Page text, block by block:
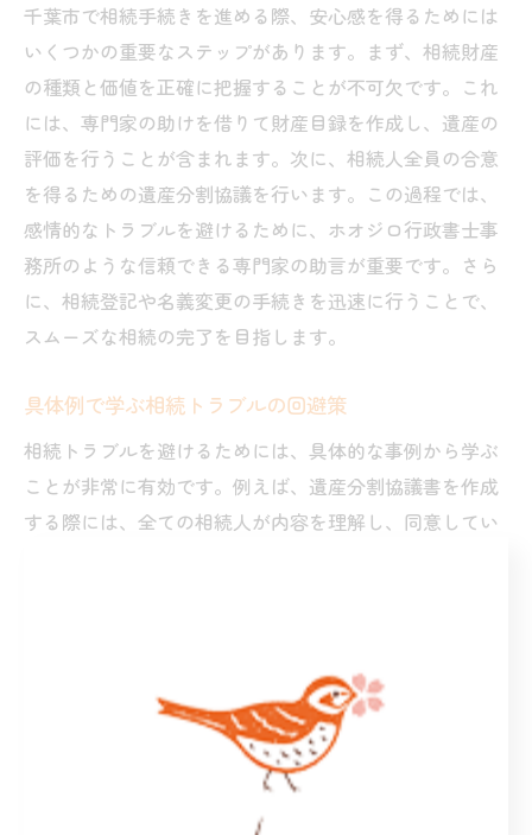
千葉市で相続手続きを進める際、安心感を得るためには
いくつかの重要なステップがあります。まず、相続財産
の種類と価値を正確に把握することが不可欠です。これ
には、専門家の助けを借りて財産目録を作成し、遺産の
評価を行うことが含まれます。次に、相続人全員の合意
を得るための遺産分割協議を行います。この過程では、
感情的なトラブルを避けるために、ホオジロ行政書士事
務所のような信頼できる専門家の助言が重要です。さら
に、相続登記や名義変更の手続きを迅速に行うことで、
スムーズな相続の完了を目指します。
具体例で学ぶ相続トラブルの回避策
相続トラブルを避けるためには、具体的な事例から学ぶ
ことが非常に有効です。例えば、遺産分割協議書を作成
する際には、全ての相続人が内容を理解し、同意してい
す。これにより、後々のトラブルを未然に防ぐことが可
能となり、安心して相続手続きを進めることができま